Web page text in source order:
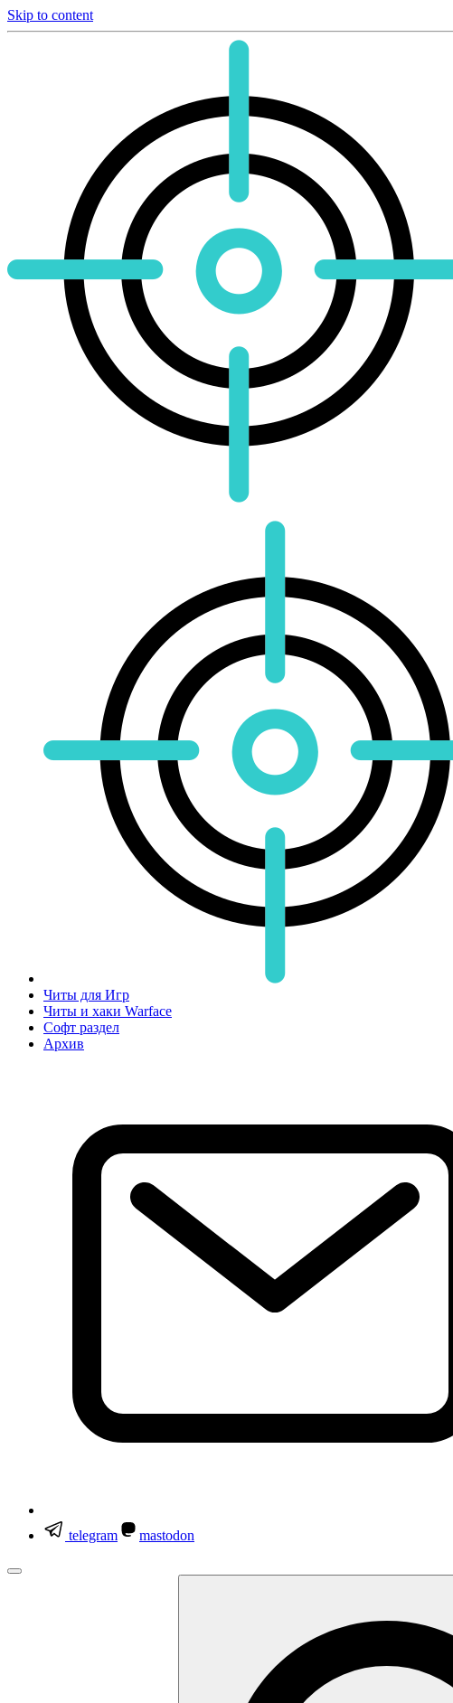
Skip to content
Читы для Игр
Читы и хаки Warface
Софт раздел
Архив
telegram
mastodon